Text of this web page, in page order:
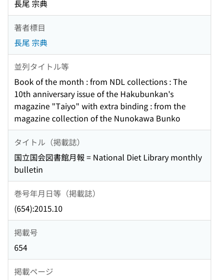
長尾 宗典
著者標目
長尾 宗典
並列タイトル等
Book of the month : from NDL collections : The
10th anniversary issue of the Hakubunkan's
magazine "Taiyo" with extra binding : from the
magazine collection of the Nunokawa Bunko
タイトル（掲載誌）
国立国会図書館月報 = National Diet Library monthly
bulletin
巻号年月日等（掲載誌）
(654):2015.10
掲載号
654
掲載ページ